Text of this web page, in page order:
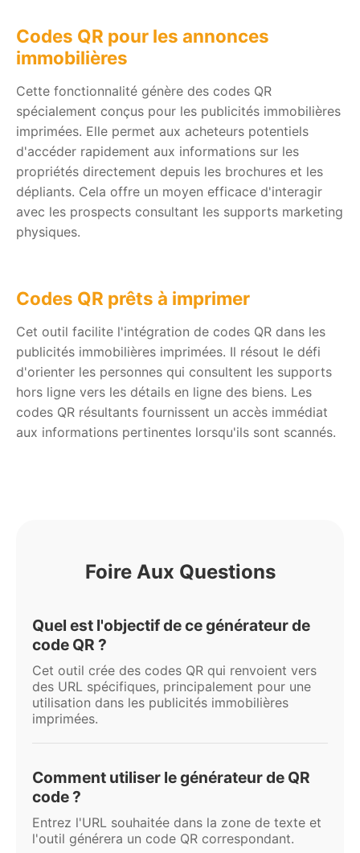
Codes QR pour les annonces
immobilières
Cette fonctionnalité génère des codes QR
spécialement conçus pour les publicités immobilières
imprimées. Elle permet aux acheteurs potentiels
d'accéder rapidement aux informations sur les
propriétés directement depuis les brochures et les
dépliants. Cela offre un moyen efficace d'interagir
avec les prospects consultant les supports marketing
physiques.
Codes QR prêts à imprimer
Cet outil facilite l'intégration de codes QR dans les
publicités immobilières imprimées. Il résout le défi
d'orienter les personnes qui consultent les supports
hors ligne vers les détails en ligne des biens. Les
codes QR résultants fournissent un accès immédiat
aux informations pertinentes lorsqu'ils sont scannés.
Foire Aux Questions
Quel est l'objectif de ce générateur de
code QR ?
Cet outil crée des codes QR qui renvoient vers
des URL spécifiques, principalement pour une
utilisation dans les publicités immobilières
imprimées.
Comment utiliser le générateur de QR
code ?
Entrez l'URL souhaitée dans la zone de texte et
l'outil générera un code QR correspondant.